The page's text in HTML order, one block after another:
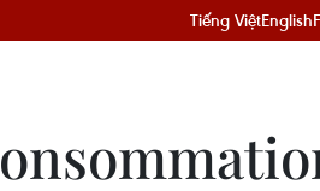
Tiếng ViệtEnglish